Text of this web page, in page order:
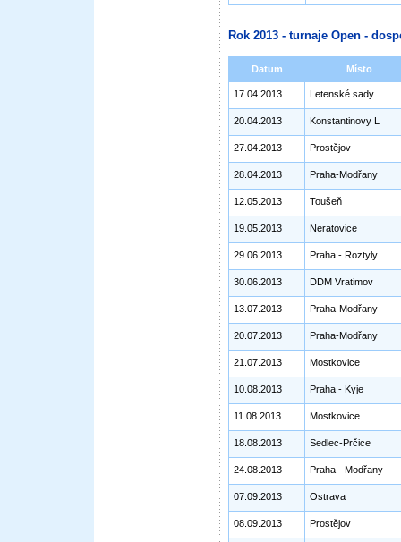
Rok 2013 - turnaje Open -
Datum Místo
17.04.2013 Letenské sady
20.04.2013 Konstantinovy L
27.04.2013 Prostějov
28.04.2013 Praha-Modřany
12.05.2013 Toušeň
19.05.2013 Neratovice
29.06.2013 Praha - Roztyly
30.06.2013 DDM Vratimov
13.07.2013 Praha-Modřany
20.07.2013 Praha-Modřany
21.07.2013 Mostkovice
10.08.2013 Praha - Kyje
11.08.2013 Mostkovice
18.08.2013 Sedlec-Prčice
24.08.2013 Praha - Modřany
07.09.2013 Ostrava
08.09.2013 Prostějov